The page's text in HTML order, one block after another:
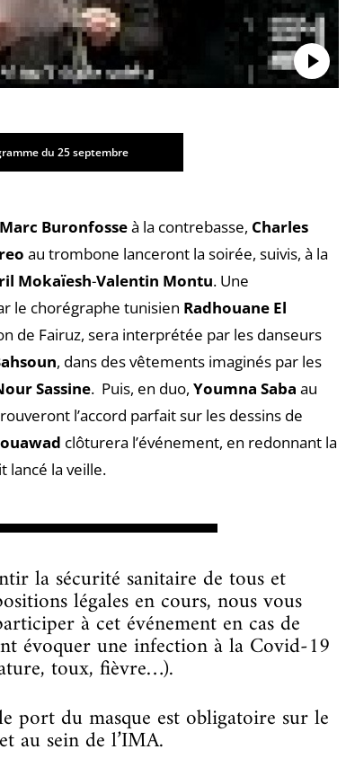
du 25 septembre
Marc Buronfosseà la contrebasse, Charles
au trombone lanceront la soirée, suivis, à la
Mokaïesh-Valentin Montu. Une
le chorégraphe tunisien Radhouane El
de Fairuz, sera interprétée par les danseurs
, dans des vêtements imaginés par les
Sassine. Puis, en duo, Youmna Saba au
l’accord parfait sur les dessins de
clôturera l’événement, en redonnant la
lancé la veille.
la sécurité sanitaire de tous et
légales en cours, nous vous
à cet événement en cas de
évoquer une infection à la Covid-19
toux, fièvre…).
port du masque est obligatoire sur le
au sein de l’IMA.